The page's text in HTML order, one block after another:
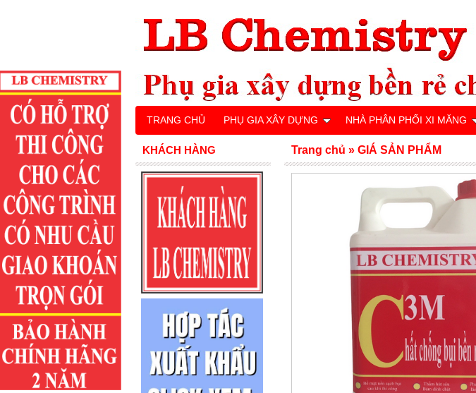
Trang chủ »GIÁ SẢN PHẨM
KHÁCH HÀNG
TRANG CHỦ PHỤ GIA XÂY DỰNG NHÀ PHÂN PHỐI XI MĂNG